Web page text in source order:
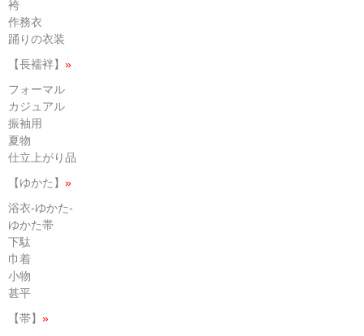
袴
作務衣
踊りの衣装
【長襦袢】 »
フォーマル
カジュアル
振袖用
夏物
仕立上がり品
【ゆかた】 »
浴衣-ゆかた-
ゆかた帯
下駄
巾着
小物
甚平
【帯】 »